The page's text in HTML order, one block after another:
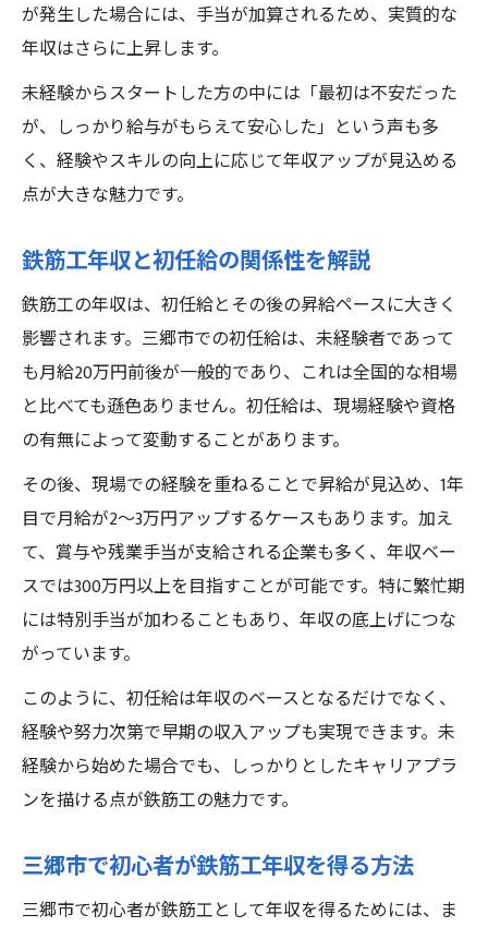
が発生した場合には、手当が加算されるため、実質的な
年収はさらに上昇します。
未経験からスタートした方の中には「最初は不安だった
が、しっかり給与がもらえて安心した」という声も多
く、経験やスキルの向上に応じて年収アップが見込める
点が大きな魅力です。
鉄筋工年収と初任給の関係性を解説
鉄筋工の年収は、初任給とその後の昇給ペースに大きく
影響されます。三郷市での初任給は、未経験者であって
も月給20万円前後が一般的であり、これは全国的な相場
と比べても遜色ありません。初任給は、現場経験や資格
の有無によって変動することがあります。
その後、現場での経験を重ねることで昇給が見込め、1年
目で月給が2〜3万円アップするケースもあります。加え
て、賞与や残業手当が支給される企業も多く、年収ベー
スでは300万円以上を目指すことが可能です。特に繁忙期
には特別手当が加わることもあり、年収の底上げにつな
がっています。
このように、初任給は年収のベースとなるだけでなく、
経験や努力次第で早期の収入アップも実現できます。未
経験から始めた場合でも、しっかりとしたキャリアプラ
ンを描ける点が鉄筋工の魅力です。
三郷市で初心者が鉄筋工年収を得る方法
三郷市で初心者が鉄筋工として年収を得るためには、ま